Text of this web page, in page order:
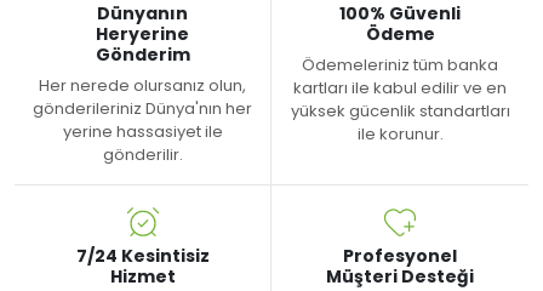
Dünyanın
Heryerine
Gönderim
Her nerede olursanız olun,
gönderileriniz Dünya'nın her
yerine hassasiyet ile
gönderilir.
100% Güvenli
Ödeme
Ödemeleriniz tüm banka
kartları ile kabul edilir ve en
yüksek gücenlik standartları
ile korunur.
7/24 Kesintisiz
Hizmet
Profesyonel
Müşteri Desteği